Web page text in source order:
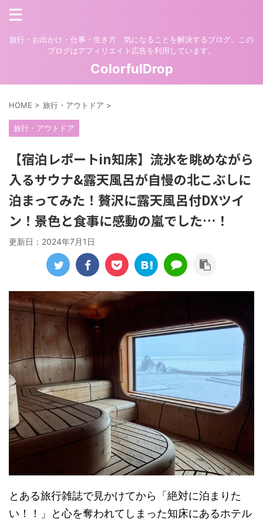
旅行・お出かけ・仕事・生き方 気になることを解決するブログ。この
ブログはアフィリエイト広告を利用しています。
ColorfulDrop
HOME > 旅行・アウトドア >
旅行・アウトドア
【宿泊レポートin知床】流氷を眺めながら
入るサウナ&露天風呂が自慢の北こぶしに
泊まってみた！贅沢に露天風呂付DXツイ
ン！景色と食事に感動の嵐でした…！
更新日： 2024年7月1日
とある旅行雑誌で見かけてから「絶対に泊まりた
い！！」と心を奪われてしまった知床にあるホテル